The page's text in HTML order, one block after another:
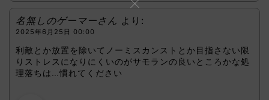
名無しのゲーマーさん より:
2025年6月25日 00:00
利敵とか放置を除いてノーミスカンストとか目指さない限
りストレスになりにくいのがサモランの良いところかな処
理落ちは…慣れてください